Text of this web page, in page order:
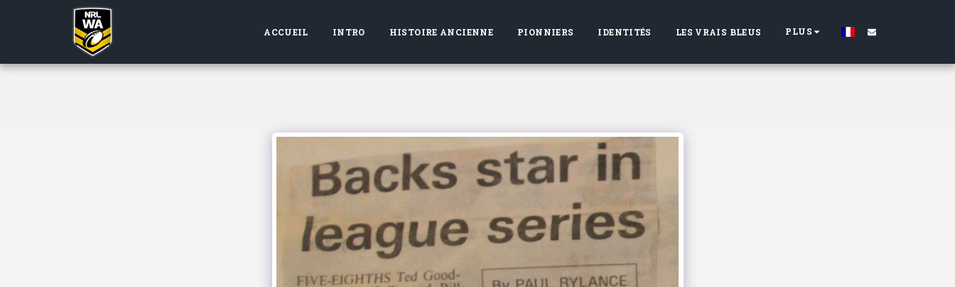
ACCUEIL INTRO HISTOIRE ANCIENNE PIONNIERS IDENTITÉS LES VRAIS BLEUS PLUS